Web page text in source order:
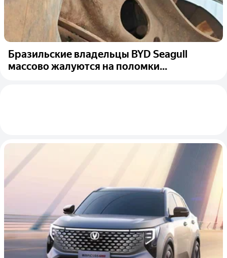
Бразильские владельцы BYD Seagull
массово жалуются на поломки...